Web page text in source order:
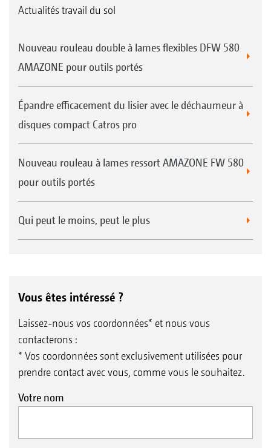
Actualités travail du sol
Nouveau rouleau double à lames flexibles DFW 580
AMAZONE pour outils portés
Épandre efficacement du lisier avec le déchaumeur à
disques compact Catros pro
Nouveau rouleau à lames ressort AMAZONE FW 580
pour outils portés
Qui peut le moins, peut le plus
Vous êtes intéressé ?
Laissez-nous vos coordonnées* et nous vous
contacterons :
* Vos coordonnées sont exclusivement utilisées pour
prendre contact avec vous, comme vous le souhaitez.
Votre nom